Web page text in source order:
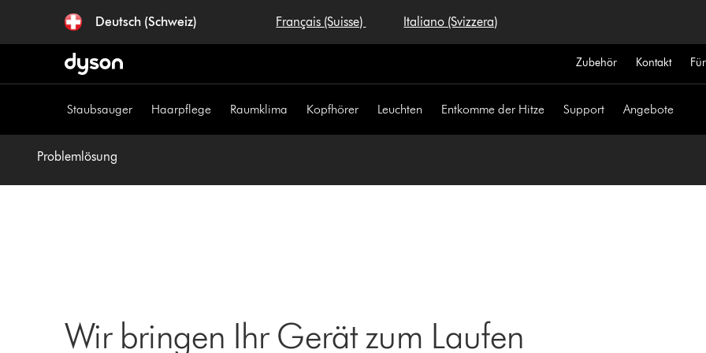
überspringen
Deutsch (Schweiz) Français (Suisse) Italiano (Svizzera)
Zubehör Kontakt
Staubsauger Haarpflege Raumklima Kopfhörer Leuchten Entkomme der Hitze Support Angebote
Problemlösung
Wir bringen Ihr Gerät zum Laufen